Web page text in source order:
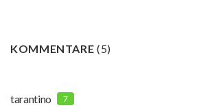
KOMMENTARE(5)
tarantino 7